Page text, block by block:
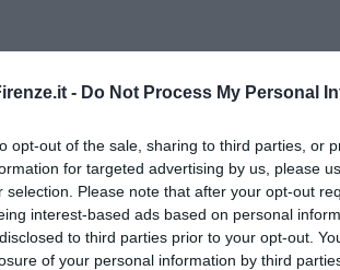
- Do Not Process My Personal
opt-out of the sale, sharing to third parties, or
for targeted advertising by us, please
selection. Please note that after your opt-out
interest-based ads based on personal
to third parties prior to your opt-out.
of your personal information by third